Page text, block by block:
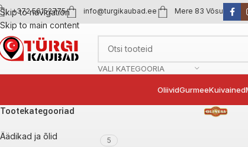
Skip to navigation
Skip to main content
+372 56152775 info@turgikaubad.ee Mere 83 Võsu
VALI KATEGOORIA
OliividGurmeeKuivained
Tootekategooriad
Äädikad ja õlid 5